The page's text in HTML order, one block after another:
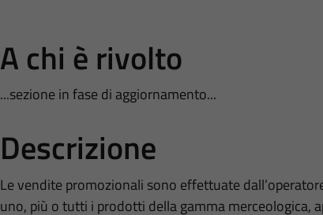
A chi è rivolto
...sezione in fase di aggiornamento...
Descrizione
Le vendite promozionali sono effettuate
uno, più o tutti i prodotti della gamma merceologica,